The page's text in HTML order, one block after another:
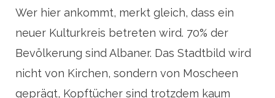
Wer hier ankommt, merkt gleich, dass ein
neuer Kulturkreis betreten wird. 70% der
Bevölkerung sind Albaner. Das Stadtbild wird
nicht von Kirchen, sondern von Moscheen
geprägt, Kopftücher sind trotzdem kaum